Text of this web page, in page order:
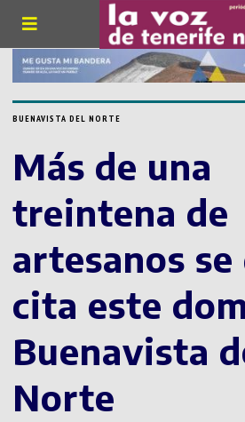
BUENAVISTA DEL NORTE
Más de una
treintena de
artesanos se
cita este
Buenavista
Norte